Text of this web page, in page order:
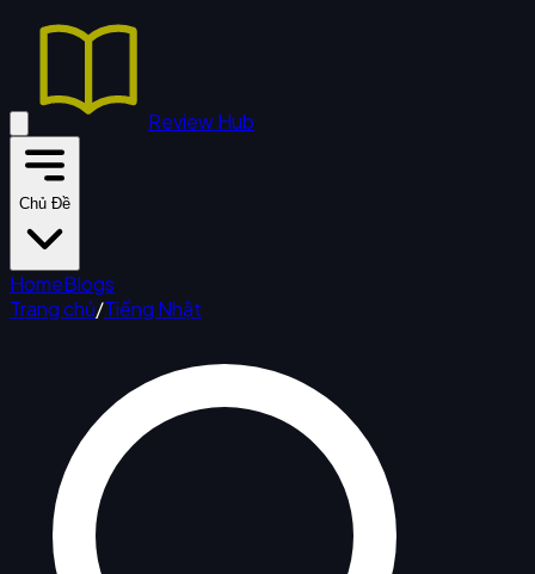
Review Hub
Chủ Đề
HomeBlogs
Trang chủ/Tiếng Nhật